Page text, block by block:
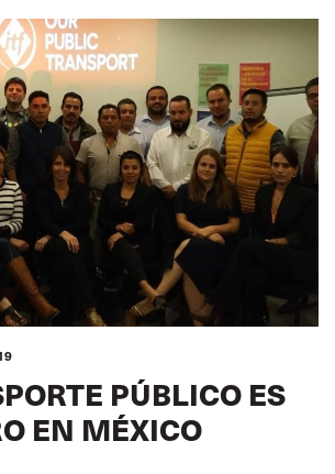
PÚBLICO ES
EN MÉXICO